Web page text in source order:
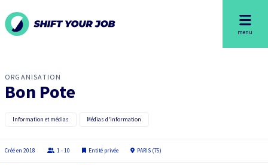
menu
ORGANISATION
Bon Pote
Information et médias Médias d'information
Créé en 2018 1 - 10 Entité privée PARIS (75)